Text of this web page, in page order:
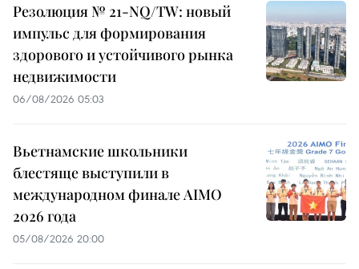
Резолюция № 21-NQ/TW: новый
импульс для формирования
здорового и устойчивого рынка
недвижимости
06/08/2026 05:03
Вьетнамские школьники
блестяще выступили в
международном финале AIMO
2026 года
05/08/2026 20:00